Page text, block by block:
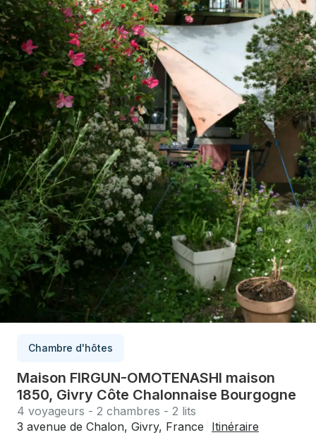
Chambre d'hôtes
Maison FIRGUN-OMOTENASHI maison
1850, Givry Côte Chalonnaise Bourgogne
4 voyageurs - 2 chambres - 2 lits
3 avenue de Chalon, Givry, France
Itinéraire